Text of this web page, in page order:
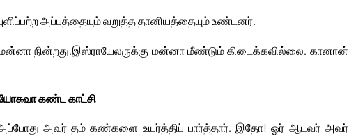
அப்பத்தையும் வறுத்த தானியத்தையும் உண்டனர்.
மன்னா நின்றது.இஸ்ராயேலருக்கு மன்னா மீண்டும் கிடைக்கவில்லை. கானான்
கண்ட காட்சி
அப்போது அவர் தம் கண்களை உயர்த்திப் பார்த்தார். இதோ! ஓர் ஆடவர் அவர்